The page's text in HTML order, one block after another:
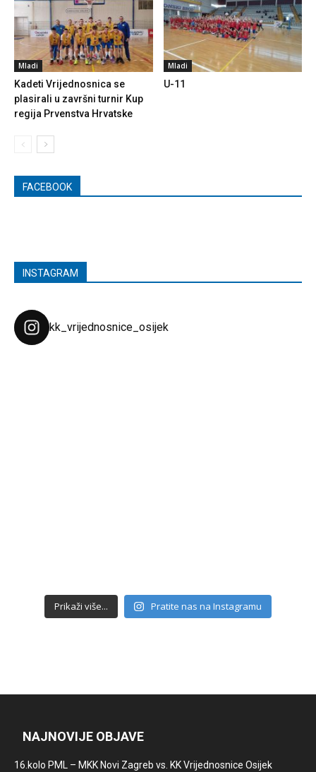
Mladi
Kadeti Vrijednosnica se
plasirali u završni turnir Kup
regija Prvenstva Hrvatske
Mladi
U-11
FACEBOOK
INSTAGRAM
kk_vrijednosnice_osijek
Prikaži više... Pratite nas na Instagramu
NAJNOVIJE OBJAVE
16.kolo PML – MKK Novi Zagreb vs. KK Vrijednosnice Osijek